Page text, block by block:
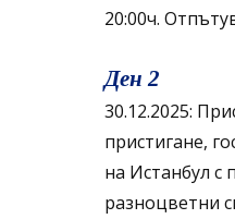
20:00ч.
Ден 2
30.12.2025:
пристигане,
на Истанбул с
разноцветни